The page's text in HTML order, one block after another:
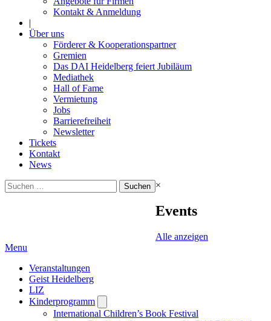
Kontakt & Anmeldung
|
Über uns
Förderer & Kooperationspartner
Gremien
Das DAI Heidelberg feiert Jubiläum
Mediathek
Hall of Fame
Vermietung
Jobs
Barrierefreiheit
Newsletter
Tickets
Kontakt
News
Suchen
nach:
×
Events
Alle anzeigen
Menu
Veranstaltungen
Geist Heidelberg
LIZ
Kinderprogramm
submenu
International Children’s Book Festival